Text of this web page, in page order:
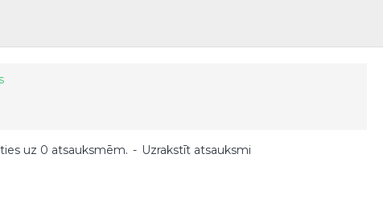
uz 0 atsauksmēm. - Uzrakstīt atsauksmi